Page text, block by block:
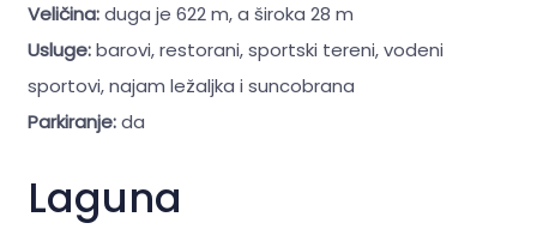
Veličina:duga je 622 m, a široka 28 m
Usluge:barovi, restorani, sportski tereni, vodeni
sportovi, najam ležaljka i suncobrana
Parkiranje:da
Laguna